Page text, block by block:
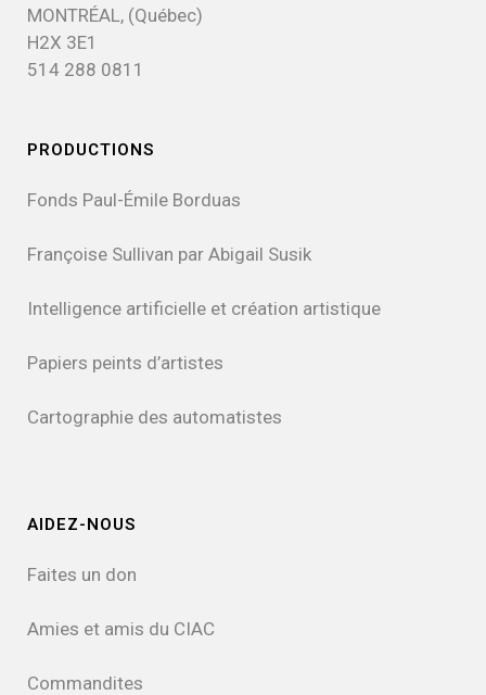
MONTRÉAL, (Québec)
H2X 3E1
514 288 0811
PRODUCTIONS
Fonds Paul-Émile Borduas
Françoise Sullivan par Abigail Susik
Intelligence artificielle et création artistique
Papiers peints d’artistes
Cartographie des automatistes
AIDEZ-NOUS
Faites un don
Amies et amis du CIAC
Commandites